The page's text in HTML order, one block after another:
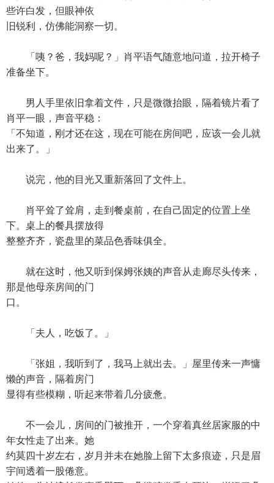
些许白发，但眼神依
旧锐利，仿佛能洞察一切。
「咦？爸，我妈呢？」肖平语气随意地问道，拉开椅子
准备坐下。
男人手里依旧拿着文件，只是微微抬眼，隔着镜片看了
肖平一眼，声音平稳：
「不知道，刚才还在这，现在可能在房间吧，应该一会儿就
出来了。」
说完，他的目光又重新落回了文件上。
肖平耸了耸肩，走到餐桌前，在自己固定的位置上坐
下。桌上的餐具摆放得
整整齐齐，瓷盘里的菜品色香味俱全。
就在这时，他又听到保姆张姨的声音从走廊尽头传来，
那是他母亲房间的门
口。
「夫人，吃饭了。」
「张姐，我听到了，我马上就出去。」屋里传来一声慵
懒的声音，隔着房门
显得有些模糊，听起来带着几分疲惫。
不一会儿，房间的门被推开，一个穿着真丝居家服的中
年女性走了出来。她
约莫四十岁左右，岁月并未在她脸上留下太多痕迹，只是眉
宇间透着一股倦意。